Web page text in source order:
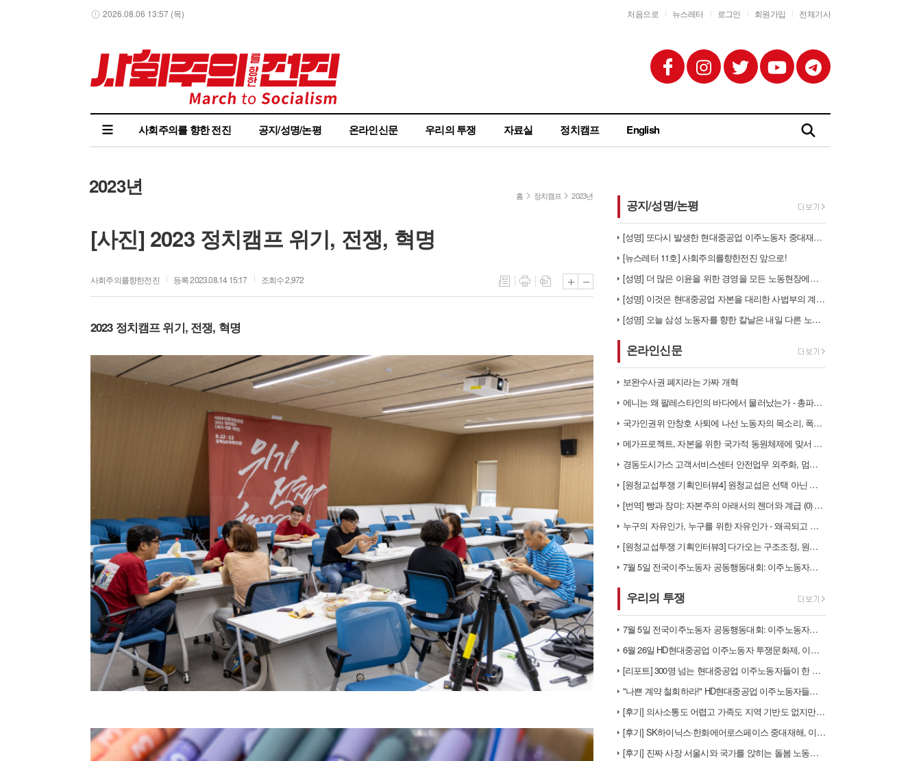
2026.08.06 13:57 (목) 처음으로 뉴스레터 로그인 회원가입 전체기사
사회주의를 향한 전진 공지/성명/논평 온라인신문 우리의 투쟁 자료실 정치캠프 English
2023년 홈 정치캠프 2023년
[사진] 2023 정치캠프 위기, 전쟁, 혁명
사회주의를향한전진 등록 2023.08.14 15:17 조회수 2,972
2023 정치캠프 위기, 전쟁, 혁명
공지/성명/논평
[성명] 또다시 발생한 현대중공업 이주노동자 중대재해 - 현대중공업과 한…
[뉴스레터 11호] 사회주의를향한전진 앞으로!
[성명] 더 많은 이윤을 위한 경영을 모든 노동현장에서 철폐하라
[성명] 이것은 현대중공업 자본을 대리한 사법부의 계급투쟁이다
[성명] 오늘 삼성 노동자를 향한 칼날은 내일 다른 노동자를 향한다
온라인신문
보완수사권 폐지라는 가짜 개혁
에니는 왜 팔레스타인의 바다에서 물러났는가 - 총파업, 항구 봉쇄, 국제…
국가인권위 안창호 사퇴에 나선 노동자의 목소리, 폭염처럼 쏟아지는 불평등…
메가프로젝트, 자본을 위한 국가적 동원체제에 맞서 어떻게 싸울 것인가?
경동도시가스 고객서비스센터 안전업무 외주화, 멈춰라!
[원청교섭투쟁 기획인터뷰4] 원청교섭은 선택 아닌 필수! 7.15 총파업…
[번역] 빵과 장미: 자본주의 아래서의 젠더와 계급 (0) 들어가며
누구의 자유인가, 누구를 위한 자유인가 - 왜곡되고 박제된 광주를 넘어
[원청교섭투쟁 기획인터뷰3] 다가오는 구조조정, 원청책임 부품·서열노동자…
7월 5일 전국이주노동자 공동행동대회: 이주노동자들이 노동조합 가입을 선…
우리의 투쟁
7월 5일 전국이주노동자 공동행동대회: 이주노동자들이 노동조합 가입을 선…
6월 26일 HD현대중공업 이주노동자 투쟁문화제, 이주노동자들의 함성과 …
[리포트] 300명 넘는 현대중공업 이주노동자들이 한 자리에 모이다
"나쁜 계약 철회하라!" HD현대중공업 이주노동자들이 일어서다
[후기] 의사소통도 어렵고 가족도 지역 기반도 없지만, 민주노조의 길이 …
[후기] SK하이닉스·한화에어로스페이스 중대재해, 이윤 위해 생명안전을 …
[후기] 진짜 사장 서울시와 국가를 앉히는 돌봄 노동자 투쟁을 위해